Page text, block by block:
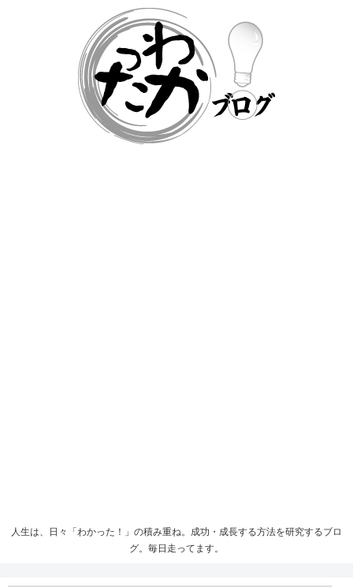
人生は、日々「わかった！」の積み重ね。成功・成長する方法を研究するブロ
グ。毎日走ってます。